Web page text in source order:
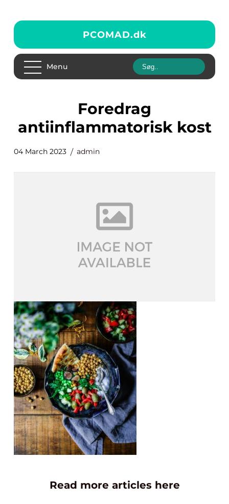
PCOMAD.dk
Menu
foredrag
antiinflammatorisk kost
04 March 2023 admin
Read more articles here